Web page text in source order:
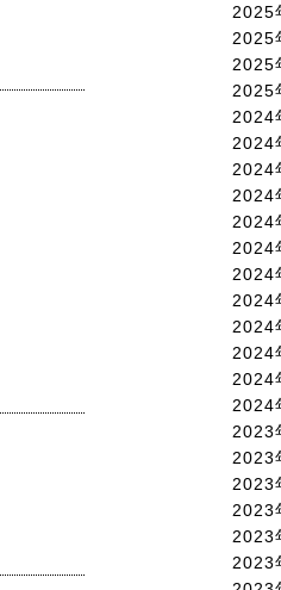
2025
2025
2025
2025
2024
2024
2024
2024
2024
2024
2024
2024
2024
2024
2024
2024
2023
2023
2023
2023
2023
2023